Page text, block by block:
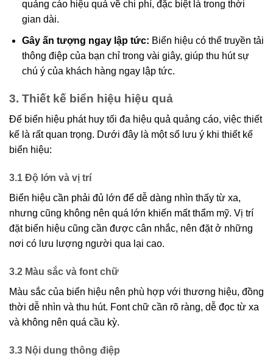
quảng cáo hiệu quả về chi phí, đặc biệt là trong thời
gian dài.
Gây ấn tượng ngay lập tức: Biển hiệu có thể truyền tải
thông điệp của bạn chỉ trong vài giây, giúp thu hút sự
chú ý của khách hàng ngay lập tức.
3. Thiết kế biển hiệu hiệu quả
Để biển hiệu phát huy tối đa hiệu quả quảng cáo, việc thiết
kế là rất quan trọng. Dưới đây là một số lưu ý khi thiết kế
biển hiệu:
3.1 Độ lớn và vị trí
Biển hiệu cần phải đủ lớn để dễ dàng nhìn thấy từ xa,
nhưng cũng không nên quá lớn khiến mất thẩm mỹ. Vị trí
đặt biển hiệu cũng cần được cân nhắc, nên đặt ở những
nơi có lưu lượng người qua lại cao.
3.2 Màu sắc và font chữ
Màu sắc của biển hiệu nên phù hợp với thương hiệu, đồng
thời dễ nhìn và thu hút. Font chữ cần rõ ràng, dễ đọc từ xa
và không nên quá cầu kỳ.
3.3 Nội dung thông điệp